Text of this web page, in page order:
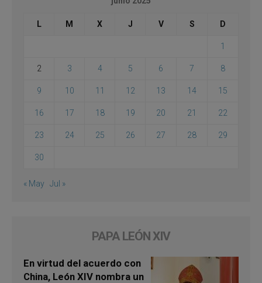
L M X J V S D
1
2 3 4 5 6 7 8
9 10 11 12 13 14 15
16 17 18 19 20 21 22
23 24 25 26 27 28 29
30
« May Jul »
PAPA LEÓN XIV
En virtud del acuerdo con
China, León XIV nombra un